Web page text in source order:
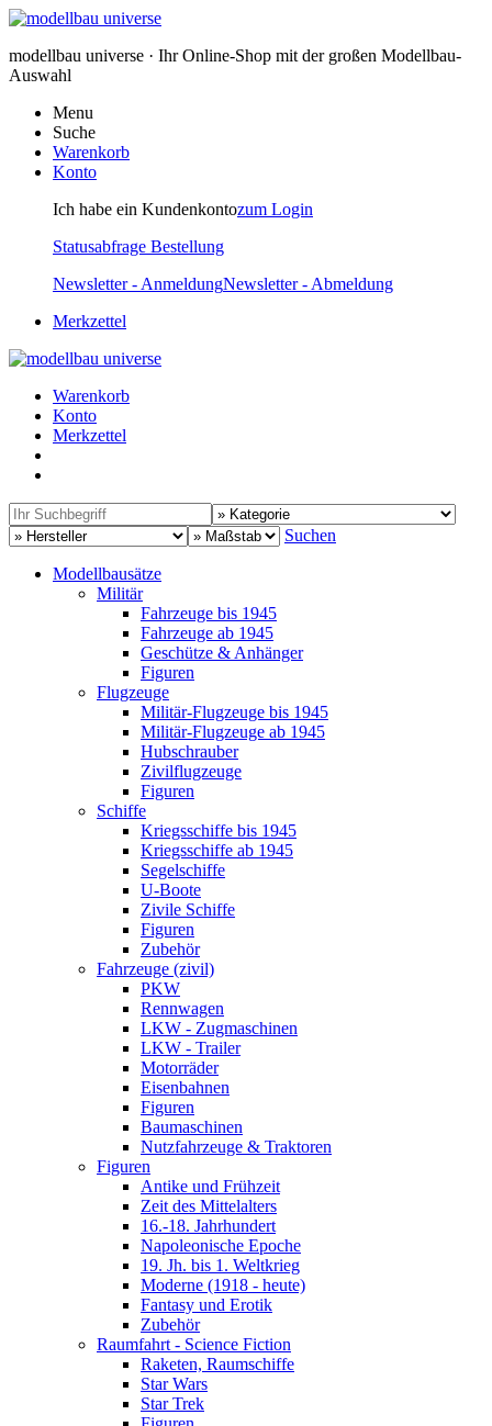
modellbau universe · Ihr Online-Shop mit der großen Modellbau-
Auswahl
Menu
Suche
Warenkorb
Konto
Ich habe ein Kundenkontozum Login
Statusabfrage Bestellung
Newsletter - AnmeldungNewsletter - Abmeldung
Merkzettel
Warenkorb
Konto
Merkzettel
Suchen
Modellbausätze
Militär
Fahrzeuge bis 1945
Fahrzeuge ab 1945
Geschütze & Anhänger
Figuren
Flugzeuge
Militär-Flugzeuge bis 1945
Militär-Flugzeuge ab 1945
Hubschrauber
Zivilflugzeuge
Figuren
Schiffe
Kriegsschiffe bis 1945
Kriegsschiffe ab 1945
Segelschiffe
U-Boote
Zivile Schiffe
Figuren
Zubehör
Fahrzeuge (zivil)
PKW
Rennwagen
LKW - Zugmaschinen
LKW - Trailer
Motorräder
Eisenbahnen
Figuren
Baumaschinen
Nutzfahrzeuge & Traktoren
Figuren
Antike und Frühzeit
Zeit des Mittelalters
16.-18. Jahrhundert
Napoleonische Epoche
19. Jh. bis 1. Weltkrieg
Moderne (1918 - heute)
Fantasy und Erotik
Zubehör
Raumfahrt - Science Fiction
Raketen, Raumschiffe
Star Wars
Star Trek